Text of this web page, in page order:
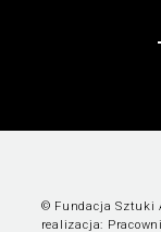
© Fundacja Sztuki
realizacja: